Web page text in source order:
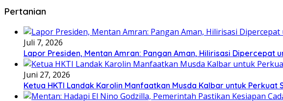
Pertanian
Juli 7, 2026
Lapor Presiden, Mentan Amran: Pangan Aman, Hilirisasi Dipercepat
Juni 27, 2026
Ketua HKTI Landak Karolin Manfaatkan Musda Kalbar untuk Perkuat